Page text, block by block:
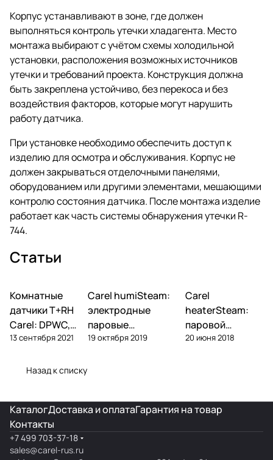
Корпус устанавливают в зоне, где должен
выполняться контроль утечки хладагента. Место
монтажа выбирают с учётом схемы холодильной
установки, расположения возможных источников
утечки и требований проекта. Конструкция должна
быть закреплена устойчиво, без перекоса и без
воздействия факторов, которые могут нарушить
работу датчика.
При установке необходимо обеспечить доступ к
изделию для осмотра и обслуживания. Корпус не
должен закрываться отделочными панелями,
оборудованием или другими элементами, мешающими
контролю состояния датчика. После монтажа изделие
работает как часть системы обнаружения утечки R-
744.
Статьи
Автоматика и
контроллеры
Комнатные
датчики T+RH
Carel: DPWC,
DPDC, ASWC —
13 сентября 2021
Увлажнение
Carel humiSteam:
электродные
паровые
увлажнители —
19 октября 2019
Увлажнение
Carel
heaterSteam:
паровой
увлажнитель с
20 июня 2018
Назад к списку
КаталогДоставка и оплатаГарантия на товар
Контакты
+7 499 703-37-18
sales@carel-rus.ru